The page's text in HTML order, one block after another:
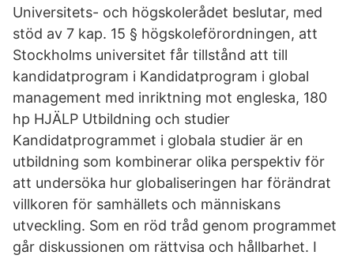
Universitets- och högskolerådet beslutar, med
stöd av 7 kap. 15 § högskoleförordningen, att
Stockholms universitet får tillstånd att till
kandidatprogram i Kandidatprogram i global
management med inriktning mot engleska, 180
hp HJÄLP Utbildning och studier
Kandidatprogrammet i globala studier är en
utbildning som kombinerar olika perspektiv för
att undersöka hur globaliseringen har förändrat
villkoren för samhällets och människans
utveckling. Som en röd tråd genom programmet
går diskussionen om rättvisa och hållbarhet. I